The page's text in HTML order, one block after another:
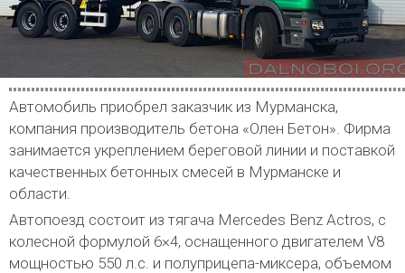
Автомобиль приобрел заказчик из Мурманска,
компания производитель бетона «Олен Бетон». Фирма
занимается укреплением береговой линии и поставкой
качественных бетонных смесей в Мурманске и
области.
Автопоезд состоит из тягача Mercedes Benz Actros, с
колесной формулой 6×4, оснащенного двигателем V8
мощностью 550 л.с. и полуприцепа-миксера, объемом